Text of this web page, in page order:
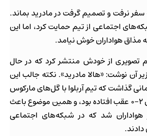
سفر نرفت و تصمیم گرفت در مادرید بماند.
اجتماعی از تیم حمایت کرد، اما این
هواداران خوش نیامد.
تصویری از خودش منتشر کرد که در حال
آن نوشت: «هالا مادرید». نکته جالب این
گذاشت که تیم آربلوا با گل‌های مارکوس
رشفورد و فران تورس ۲-۰ عقب افتاده بود، و همین موضوع باعث
هواداران شد که در شبکه‌های اجتماعی